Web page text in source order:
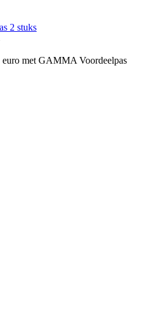
2 stuks
met GAMMA Voordeelpas